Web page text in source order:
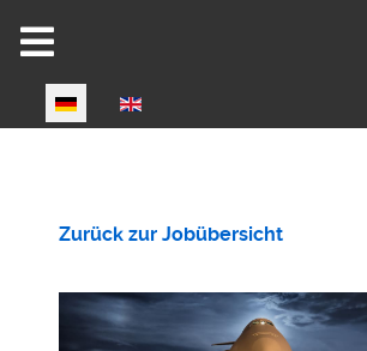
Select your language
Zurück zur Jobübersicht